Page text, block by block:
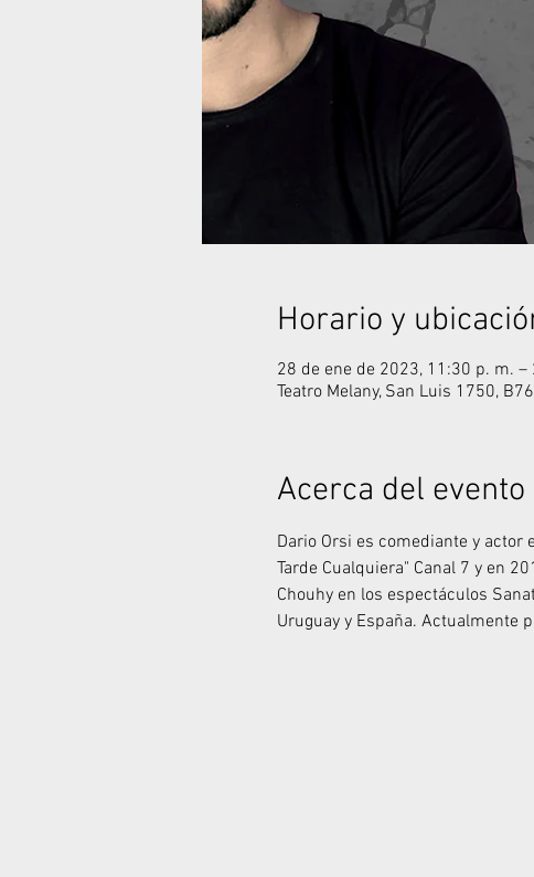
Horario y
28 de ene de 2023, 11:30 p. m.
Teatro Melany, San Luis 1750,
Acerca del evento
Dario Orsi es comediante y actor
Tarde Cualquiera" Canal 7 y en
Chouhy en los espectáculos
Uruguay y España. Actualmente